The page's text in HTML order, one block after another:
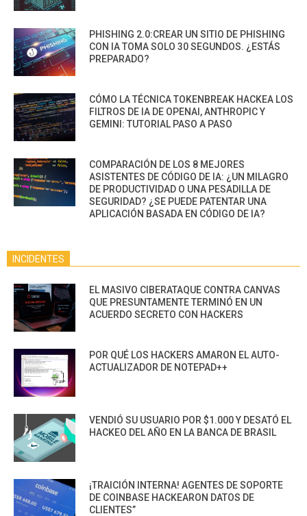
PHISHING 2.0:CREAR UN SITIO DE PHISHING
CON IA TOMA SOLO 30 SEGUNDOS. ¿ESTÁS
PREPARADO?
CÓMO LA TÉCNICA TOKENBREAK HACKEA LOS
FILTROS DE IA DE OPENAI, ANTHROPIC Y
GEMINI: TUTORIAL PASO A PASO
COMPARACIÓN DE LOS 8 MEJORES
ASISTENTES DE CÓDIGO DE IA: ¿UN MILAGRO
DE PRODUCTIVIDAD O UNA PESADILLA DE
SEGURIDAD? ¿SE PUEDE PATENTAR UNA
APLICACIÓN BASADA EN CÓDIGO DE IA?
INCIDENTES
EL MASIVO CIBERATAQUE CONTRA CANVAS
QUE PRESUNTAMENTE TERMINÓ EN UN
ACUERDO SECRETO CON HACKERS
POR QUÉ LOS HACKERS AMARON EL AUTO-
ACTUALIZADOR DE NOTEPAD++
VENDIÓ SU USUARIO POR $1.000 Y DESATÓ EL
HACKEO DEL AÑO EN LA BANCA DE BRASIL
¡TRAICIÓN INTERNA! AGENTES DE SOPORTE
DE COINBASE HACKEARON DATOS DE
CLIENTES”